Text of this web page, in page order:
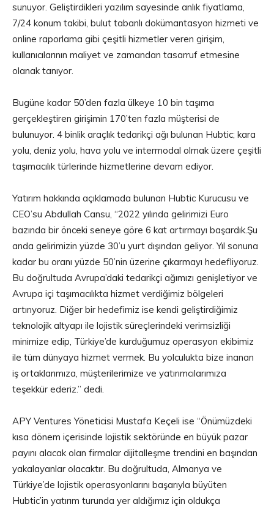
sunuyor. Geliştirdikleri yazılım sayesinde anlık fiyatlama,
7/24 konum takibi, bulut tabanlı dokümantasyon hizmeti ve
online raporlama gibi çeşitli hizmetler veren girişim,
kullanıcılarının maliyet ve zamandan tasarruf etmesine
olanak tanıyor.
Bugüne kadar 50’den fazla ülkeye 10 bin taşıma
gerçekleştiren girişimin 170’ten fazla müşterisi de
bulunuyor. 4 binlik araçlık tedarikçi ağı bulunan Hubtic; kara
yolu, deniz yolu, hava yolu ve intermodal olmak üzere çeşitli
taşımacılık türlerinde hizmetlerine devam ediyor.
Yatırım hakkında açıklamada bulunan Hubtic Kurucusu ve
CEO’su Abdullah Cansu, “2022 yılında gelirimizi Euro
bazında bir önceki seneye göre 6 kat artırmayı başardık.Şu
anda gelirimizin yüzde 30’u yurt dışından geliyor. Yıl sonuna
kadar bu oranı yüzde 50’nin üzerine çıkarmayı hedefliyoruz.
Bu doğrultuda Avrupa’daki tedarikçi ağımızı genişletiyor ve
Avrupa içi taşımacılıkta hizmet verdiğimiz bölgeleri
artırıyoruz. Diğer bir hedefimiz ise kendi geliştirdiğimiz
teknolojik altyapı ile lojistik süreçlerindeki verimsizliği
minimize edip, Türkiye’de kurduğumuz operasyon ekibimiz
ile tüm dünyaya hizmet vermek. Bu yolculukta bize inanan
iş ortaklarımıza, müşterilerimize ve yatırımcılarımıza
teşekkür ederiz.” dedi.
APY Ventures Yöneticisi Mustafa Keçeli ise “Önümüzdeki
kısa dönem içerisinde lojistik sektöründe en büyük pazar
payını alacak olan firmalar dijitalleşme trendini en başından
yakalayanlar olacaktır. Bu doğrultuda, Almanya ve
Türkiye’de lojistik operasyonlarını başarıyla büyüten
Hubtic’in yatırım turunda yer aldığımız için oldukça